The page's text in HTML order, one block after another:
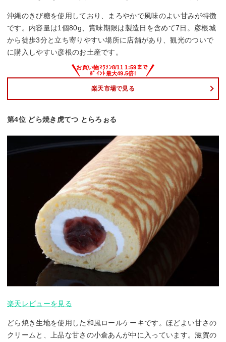
沖縄のきび糖を使用しており、まろやかで風味のよい甘みが特徴
です。内容量は1個80g、賞味期限は製造日を含めて7日。彦根城
から徒歩3分と立ち寄りやすい場所に店舗があり、観光のついで
に購入しやすい彦根のお土産です。
楽天市場で見る
第4位 どら焼き虎てつ とらろぉる
楽天レビューを見る
どら焼き生地を使用した和風ロールケーキです。ほどよい甘さの
クリームと、上品な甘さの小倉あんが中に入っています。滋賀の